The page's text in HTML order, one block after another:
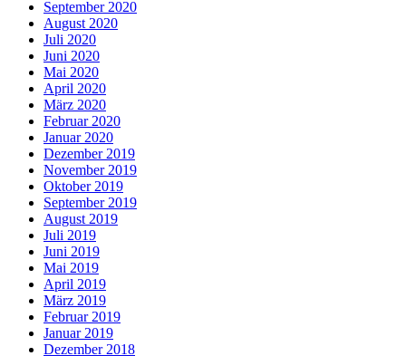
September 2020
August 2020
Juli 2020
Juni 2020
Mai 2020
April 2020
März 2020
Februar 2020
Januar 2020
Dezember 2019
November 2019
Oktober 2019
September 2019
August 2019
Juli 2019
Juni 2019
Mai 2019
April 2019
März 2019
Februar 2019
Januar 2019
Dezember 2018